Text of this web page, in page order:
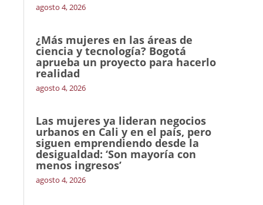
agosto 4, 2026
¿Más mujeres en las áreas de
ciencia y tecnología? Bogotá
aprueba un proyecto para hacerlo
realidad
agosto 4, 2026
Las mujeres ya lideran negocios
urbanos en Cali y en el país, pero
siguen emprendiendo desde la
desigualdad: ‘Son mayoría con
menos ingresos’
agosto 4, 2026